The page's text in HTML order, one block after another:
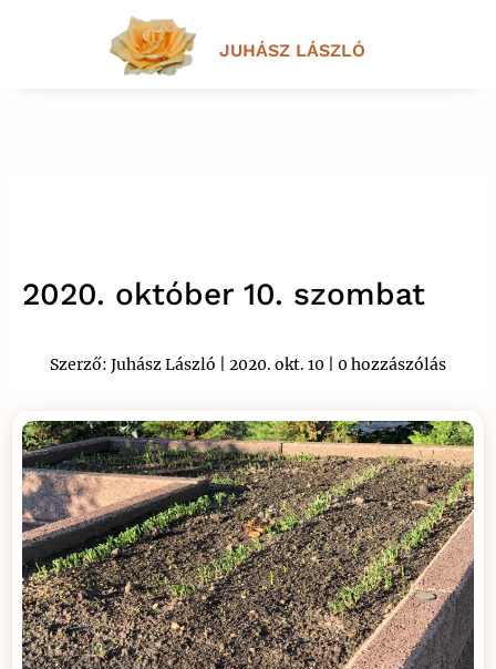
JUHÁSZ LÁSZLÓ
2020. október 10. szombat
Szerző: Juhász László 2020. okt. 10 0 hozzászólás